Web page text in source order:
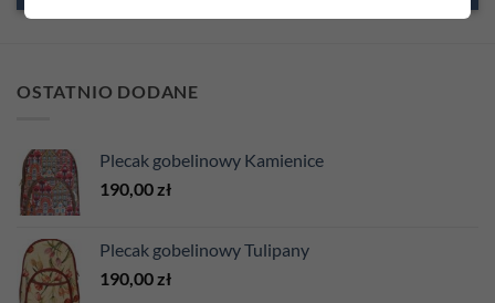
OSTATNIO DODANE
Plecak gobelinowy Kamienice
190,00 zł
Plecak gobelinowy Tulipany
190,00 zł